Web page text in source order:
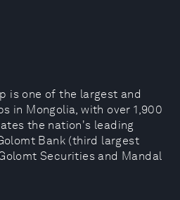
is one of the largest and
in Mongolia, with over 1,900
the nation's leading
Bank (third largest
Securities and Mandal